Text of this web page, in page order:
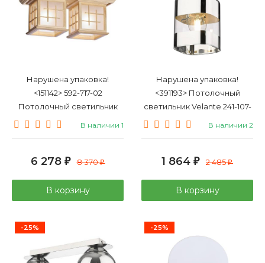
Нарушена упаковка!
<151142> 592-717-02
Потолочный светильник
Velante
В наличии 1
6 278 ₽ 8 370₽
В корзину
Нарушена упаковка!
<391193> Потолочный
светильник Velante 241-107-
В наличии 2
1 864 ₽ 2 485₽
В корзину
-25% -25%